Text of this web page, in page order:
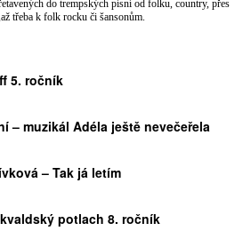
do trempských písní od folku, country, přes
třeba k folk rocku či šansonům.
5. ročník
– muzikál Adéla ještě nevečeřela
– Tak já letím
potlach 8. ročník